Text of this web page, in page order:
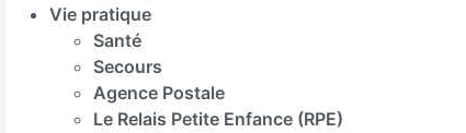
Vie pratique
Santé
Secours
Agence Postale
Le Relais Petite Enfance (RPE)